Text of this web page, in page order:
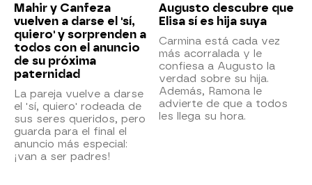
Mahir y Canfeza
vuelven a darse el 'sí,
quiero' y sorprenden a
todos con el anuncio
de su próxima
paternidad
La pareja vuelve a darse
el 'sí, quiero' rodeada de
sus seres queridos, pero
guarda para el final el
anuncio más especial:
¡van a ser padres!
Augusto descubre que
Elisa sí es hija suya
Carmina está cada vez
más acorralada y le
confiesa a Augusto la
verdad sobre su hija.
Además, Ramona le
advierte de que a todos
les llega su hora.